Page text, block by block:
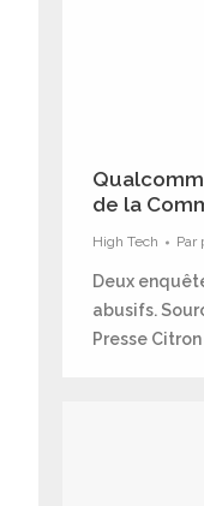
de la
High Tech Par
Deux
abusifs.
Presse Citron